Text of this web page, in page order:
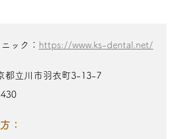
ック： https://www.ks-dental.net/
立川市羽衣町3-13-7
：